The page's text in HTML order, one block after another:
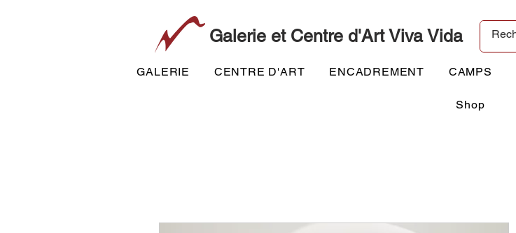
Galerie et Centre d'Art Viva Vida
GALERIE CENTRE D'ART ENCADREMENT CAMPS
Shop